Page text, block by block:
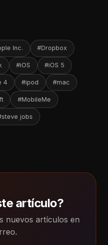
Inc. #Dropbox
#iOS #iOS 5
4 #ipod #mac
#MobileMe
jobs
artículo?
nuevos artículos en